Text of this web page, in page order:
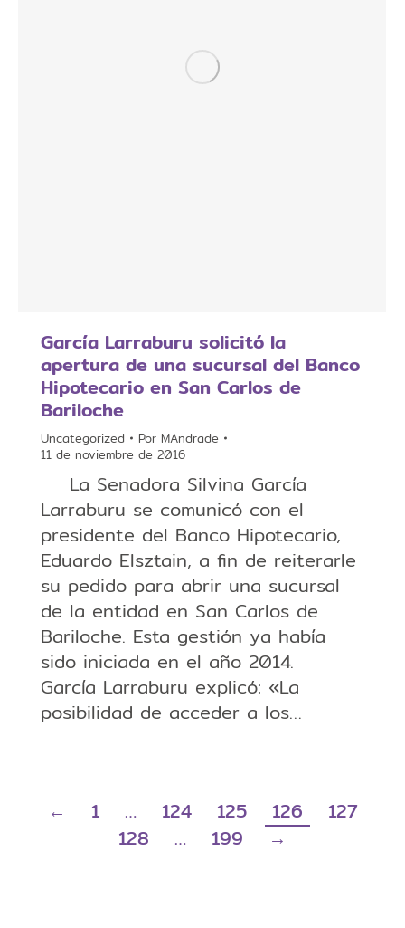
García Larraburu solicitó la
apertura de una sucursal del Banco
Hipotecario en San Carlos de
Bariloche
Uncategorized Por MAndrade
11 de noviembre de 2016
La Senadora Silvina García
Larraburu se comunicó con el
presidente del Banco Hipotecario,
Eduardo Elsztain, a fin de reiterarle
su pedido para abrir una sucursal
de la entidad en San Carlos de
Bariloche. Esta gestión ya había
sido iniciada en el año 2014.
García Larraburu explicó: «La
posibilidad de acceder a los…
← 1 … 124 125 126
127
128
… 199 →